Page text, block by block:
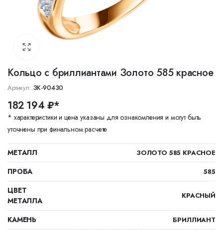
Кольцо с бриллиантами Золото 585 красное
Артикул: ЗК-90430
182 194 ₽*
* характеристики и цена указаны для ознакомления и могут быть
уточнены при финальном расчете
МЕТАЛЛ ЗОЛОТО 585 КРАСНОЕ
ПРОБА 585
ЦВЕТ
МЕТАЛЛА
КРАСНЫЙ
КАМЕНЬ БРИЛЛИАНТ